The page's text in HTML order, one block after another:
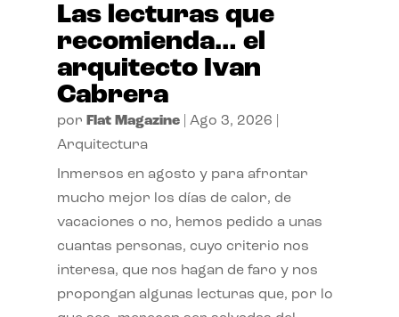
Las lecturas que
recomienda… el
arquitecto Ivan
Cabrera
por Flat Magazine| Ago 3, 2026
Arquitectura
Inmersos en agosto y para afrontar
mucho mejor los días de calor, de
vacaciones o no, hemos pedido a unas
cuantas personas, cuyo criterio nos
interesa, que nos hagan de faro y nos
propongan algunas lecturas que, por lo